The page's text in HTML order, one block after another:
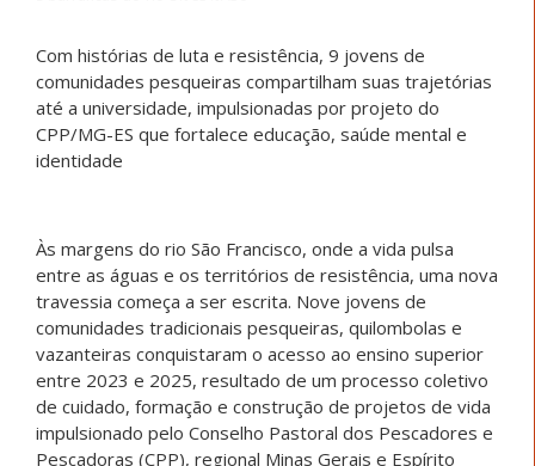
Com histórias de luta e resistência, 9 jovens de
comunidades pesqueiras compartilham suas trajetórias
até a universidade, impulsionadas por projeto do
CPP/MG-ES que fortalece educação, saúde mental e
identidade
Às margens do rio São Francisco, onde a vida pulsa
entre as águas e os territórios de resistência, uma nova
travessia começa a ser escrita. Nove jovens de
comunidades tradicionais pesqueiras, quilombolas e
vazanteiras conquistaram o acesso ao ensino superior
entre 2023 e 2025, resultado de um processo coletivo
de cuidado, formação e construção de projetos de vida
impulsionado pelo Conselho Pastoral dos Pescadores e
Pescadoras (CPP), regional Minas Gerais e Espírito